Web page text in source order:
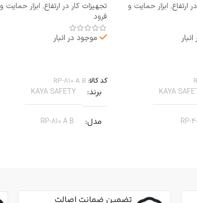
ارتفاع, ابزار حمایت و
KAYA
RP-
تجهیزات کار در ارتفاع, ابزار حمایت و
فرود
موجود در انبار
کد کالا: RP-810 A B
برند KAYA SAFETY
مدل RP-810 A B
مناسب برای کارهای عمودی، افقی و
تضمین ضمانت اصالت